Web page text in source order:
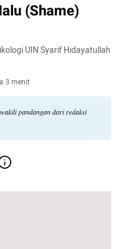
(Shame)
UIN Syarif Hidayatullah
3 menit
pandangan dari redaksi